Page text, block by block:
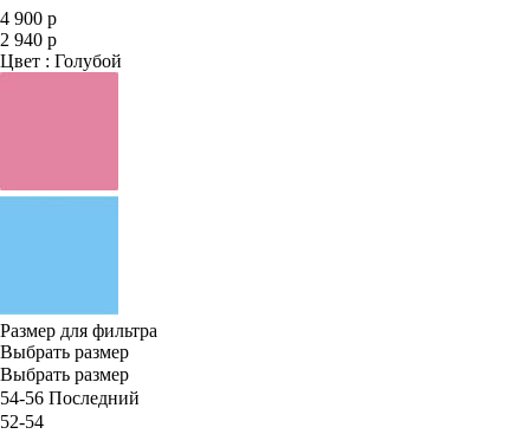
4 900 р
2 940 р
Цвет : Голубой
Размер для фильтра
Выбрать размер
Выбрать размер
54-56 Последний
52-54